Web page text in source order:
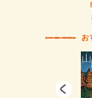
お